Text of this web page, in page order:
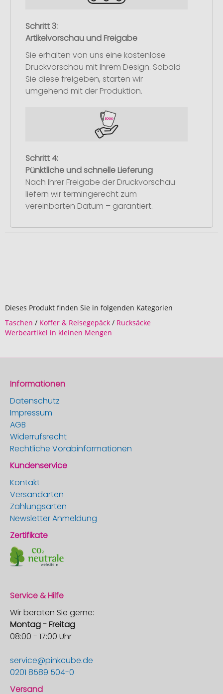
Schritt 3:
Artikelvorschau und Freigabe
Sie erhalten von uns eine kostenlose
Druckvorschau mit Ihrem Design. Sobald
Sie diese freigeben, starten wir
umgehend mit der Produktion.
Schritt 4:
Pünktliche und schnelle Lieferung
Nach Ihrer Freigabe der Druckvorschau
liefern wir termingerecht zum
vereinbarten Datum – garantiert.
Dieses Produkt finden Sie in folgenden Kategorien
Taschen / Koffer & Reisegepäck / Rucksäcke
Werbeartikel in kleinen Mengen
Informationen
Datenschutz
Impressum
AGB
Widerrufsrecht
Rechtliche Vorabinformationen
Kundenservice
Kontakt
Versandarten
Zahlungsarten
Newsletter Anmeldung
Zertifikate
Service & Hilfe
Wir beraten Sie gerne:
Montag - Freitag
08:00 - 17:00 Uhr
service@pinkcube.de
0201 8589 504-0
Versand